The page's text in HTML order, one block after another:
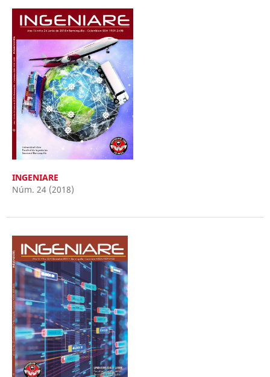
INGENIARE
Núm. 24 (2018)